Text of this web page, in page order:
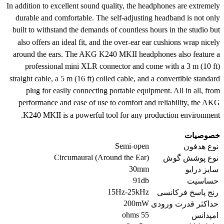
In addition to excellent sound quality, the headphones are extremely
durable and comfortable. The self-adjusting headband is not only
built to withstand the demands of countless hours in the studio but
also offers an ideal fit, and the over-ear ear cushions wrap nicely
around the ears. The AKG K240 MKII headphones also feature a
professional mini XLR connector and come with a 3 m (10 ft)
straight cable, a 5 m (16 ft) coiled cable, and a convertible standard
plug for easily connecting portable equipment. All in all, from
performance and ease of use to comfort and reliability, the AKG
K240 MKII is a powerful tool for any production environment.
خصوصیات
نوع هدفون
Semi-open
نوع پوشش گوش
Circumaural (Around the Ear)
سایز درایو
30mm
حساسیت
91db
رنج پاسخ فرکانسی
15Hz-25kHz
حداکثر قدرت ورودی 200mW
امپدانس
55 ohms